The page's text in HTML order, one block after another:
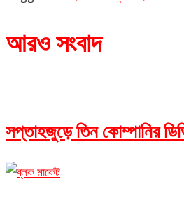
আরও সংবাদ
সপ্তাহজুড়ে তিন কোম্পানির